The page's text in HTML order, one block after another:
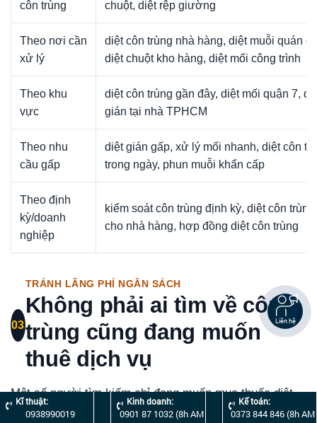
côn trùng
chuột, diệt rệp giường
Theo nơi cần
xử lý
diệt côn trùng nhà hàng, diệt muỗi quán
diệt chuột kho hàng, diệt mối công trình
Theo khu
vực
diệt côn trùng gần đây, diệt mối quận 7,
gián tại nhà TPHCM
Theo nhu
cầu gấp
diệt gián gấp, xử lý mối nhanh, diệt côn
trong ngày, phun muỗi khẩn cấp
Theo định
kỳ/doanh
nghiệp
kiểm soát côn trùng định kỳ, diệt côn trùng
cho nhà hàng, hợp đồng diệt côn trùng
03
TRÁNH LÃNG PHÍ NGÂN SÁCH
Không phải ai tìm về côn
trùng cũng đang muốn
thuê dịch vụ
Một số người tìm kiếm chỉ đang muốn mua thuốc diệt
côn trùng, xem cách tự diệt gián tại nhà, tìm mẹo đuổi
Kĩ thuật:
0938990019
Kinh doanh:
0901 87 1032 (8h AM
Kế toán:
0373 844 846 (8h AM
Liên hệ